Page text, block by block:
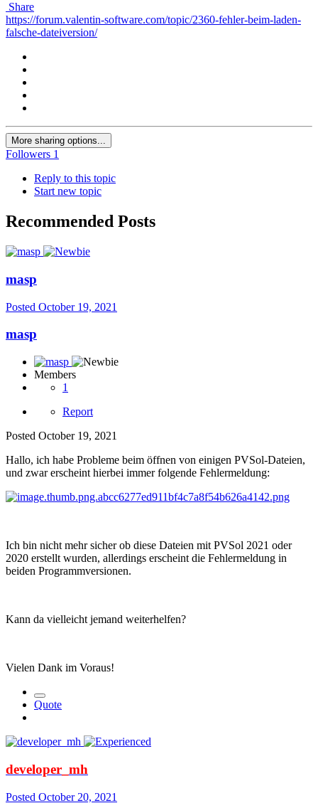
Share
https://forum.valentin-software.com/topic/2360-fehler-beim-laden-
falsche-dateiversion/
More sharing options...
Followers 1
Reply to this topic
Start new topic
Recommended Posts
masp
Posted October 19, 2021
masp
Members
1
Report
Posted October 19, 2021
Hallo, ich habe Probleme beim öffnen von einigen PVSol-Dateien,
und zwar erscheint hierbei immer folgende Fehlermeldung:
Ich bin nicht mehr sicher ob diese Dateien mit PVSol 2021 oder
2020 erstellt wurden, allerdings erscheint die Fehlermeldung in
beiden Programmversionen.
Kann da vielleicht jemand weiterhelfen?
Vielen Dank im Voraus!
Quote
developer_mh
Posted October 20, 2021